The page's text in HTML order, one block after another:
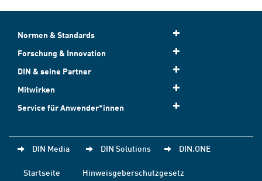
Normen & Standards
Forschung & Innovation
DIN & seine Partner
Mitwirken
Service für Anwender*innen
DIN Media DIN Solutions DIN.ONE
Startseite
Hinweisgeberschutzgesetz